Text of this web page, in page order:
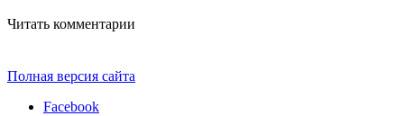
Читать комментарии
Полная версия сайта
Facebook